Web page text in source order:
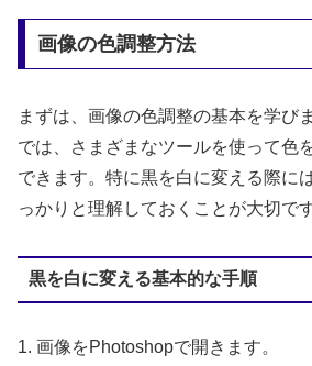
画像の色調整方法
まずは、画像の色調整の基本を学び
では、さまざまなツールを使って色
できます。特に黒を白に変える際に
っかりと理解しておくことが大切です
黒を白に変える基本的な手順
1. 画像をPhotoshopで開きます。